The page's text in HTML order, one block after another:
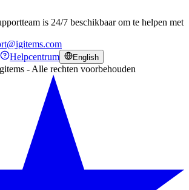
is 24/7 beschikbaar om te helpen met
Helpcentrum English
- Alle rechten voorbehouden